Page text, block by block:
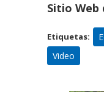
Sitio Web
Etiquetas:
Video